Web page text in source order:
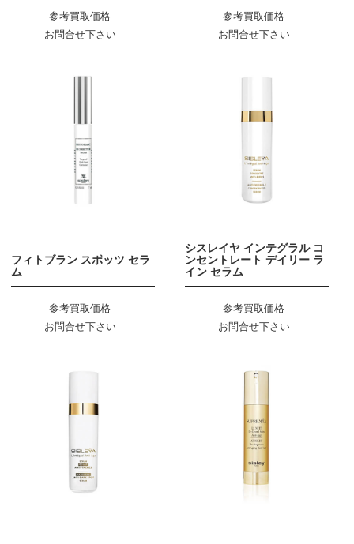
参考買取価格
お問合せ下さい
参考買取価格
お問合せ下さい
フィトブラン スポッツ セラ
ム
参考買取価格
お問合せ下さい
シスレイヤ インテグラル コ
ンセントレート デイリー ラ
イン セラム
参考買取価格
お問合せ下さい